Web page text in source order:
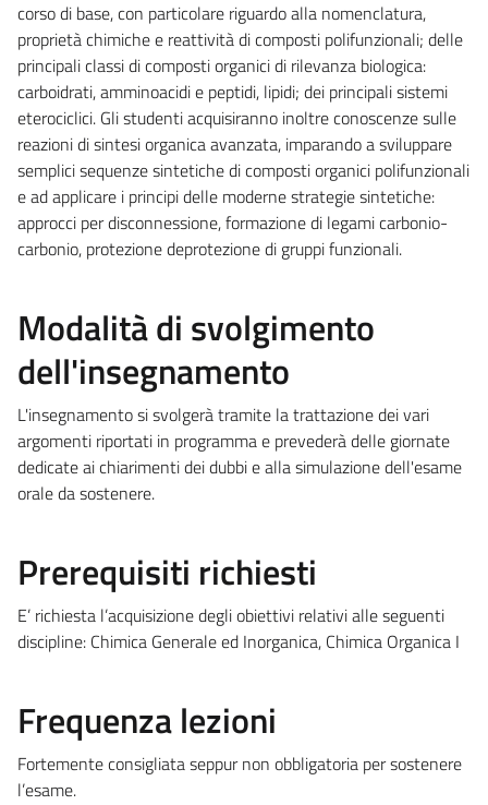
corso di base, con particolare riguardo alla nomenclatura,
proprietà chimiche e reattività di composti polifunzionali; delle
principali classi di composti organici di rilevanza biologica:
carboidrati, amminoacidi e peptidi, lipidi; dei principali sistemi
eterociclici. Gli studenti acquisiranno inoltre conoscenze sulle
reazioni di sintesi organica avanzata, imparando a sviluppare
semplici sequenze sintetiche di composti organici polifunzionali
e ad applicare i principi delle moderne strategie sintetiche:
approcci per disconnessione, formazione di legami carbonio-
carbonio, protezione deprotezione di gruppi funzionali.
Modalità di svolgimento
dell'insegnamento
L'insegnamento si svolgerà tramite la trattazione dei vari
argomenti riportati in programma e prevederà delle giornate
dedicate ai chiarimenti dei dubbi e alla simulazione dell'esame
orale da sostenere.
Prerequisiti richiesti
E’ richiesta l’acquisizione degli obiettivi relativi alle seguenti
discipline: Chimica Generale ed Inorganica, Chimica Organica I
Frequenza lezioni
Fortemente consigliata seppur non obbligatoria per sostenere
l’esame.